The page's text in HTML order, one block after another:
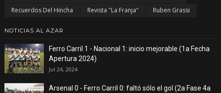
Recuerdos Del Hincha
Revista "La Franja" Ruben Grassi
NOTICIAS AL AZAR
Ferro Carril 1 - Nacional 1: inicio mejorable (1a Fecha
Apertura 2024)
Jul 24, 2024
Arsenal 0 - Ferro Carril 0: faltó sólo el gol (2a Fase 4a